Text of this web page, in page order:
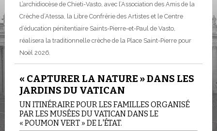
L’archidiocèse de Chieti-Vasto, avec l’Association des Amis de la
Crèche d’Atessa, la Libre Confrérie des Artistes et le Centre
d’éducation pénitentiaire Saints-Pierre-et-Paul de Vasto,
réalisera la traditionnelle crèche de la Place Saint-Pierre pour
Noël 2026.
« CAPTURER LA NATURE » DANS LES
JARDINS DU VATICAN
UN ITINÉRAIRE POUR LES FAMILLES ORGANISÉ
PAR LES MUSÉES DU VATICAN DANS LE
« POUMON VERT » DE L'ÉTAT.